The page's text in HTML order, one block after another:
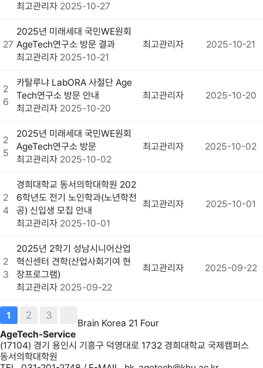
최고관리자 2025-10-27
27
2025년 미래세대 국민WE원회
AgeTech연구소 방문 결과
최고관리자 2025-10-21
최고관리자 2025-10-21
2
6
카탈루냐 LabORA 사절단 Age
Tech연구소 방문 안내
최고관리자 2025-10-20
최고관리자 2025-10-20
2
5
2025년 미래세대 국민WE원회
AgeTech연구소 방문
최고관리자 2025-10-02
최고관리자 2025-10-02
2
4
경희대학교 동서의학대학원 202
6학년도 전기 노인학과(노년학전
공) 신입생 모집 안내
최고관리자 2025-10-01
최고관리자 2025-10-01
2
3
2025년 2학기 성남시니어산업
혁신센터 견학(산업사회기여 현
장프로그램)
최고관리자 2025-09-22
최고관리자 2025-09-22
1 2 3
Brain Korea 21 Four
AgeTech-Service
(17104) 경기 용인시 기흥구 덕영대로 1732 경희대학교 국제캠퍼스
동서의학대학원